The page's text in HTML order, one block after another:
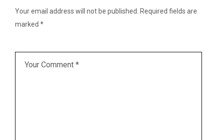
Your email address will not be published.
Required fields are
marked*